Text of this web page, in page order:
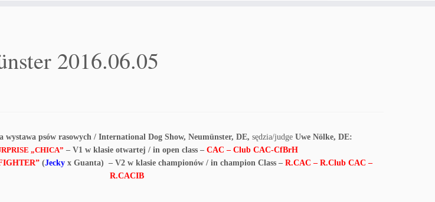
2016.06.05
wystawa psów rasowych / International Dog Show, Neumünster, DE, sędzia/judgeUwe Nölke, DE:
„CHICA” – V1 w klasie otwartej / in open class – CAC – Club CAC-CfBrH
(Jeckyx Guanta) – V2 w klasie championów / in champion Class –R.CAC – R.Club CAC –
R.CACIB